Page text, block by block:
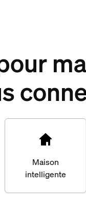
Maison
intelligente